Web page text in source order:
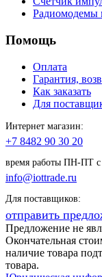
Радиомодемы
Помощь
Оплата
Гарантия,
Как заказать
Для
Интернет магазин:
+7 8482 90 30 20
время работы ПН-ПТ
info@iottrade.ru
Для поставщиков:
отправить
Предложение не
Окончательная
наличие товара
товара.